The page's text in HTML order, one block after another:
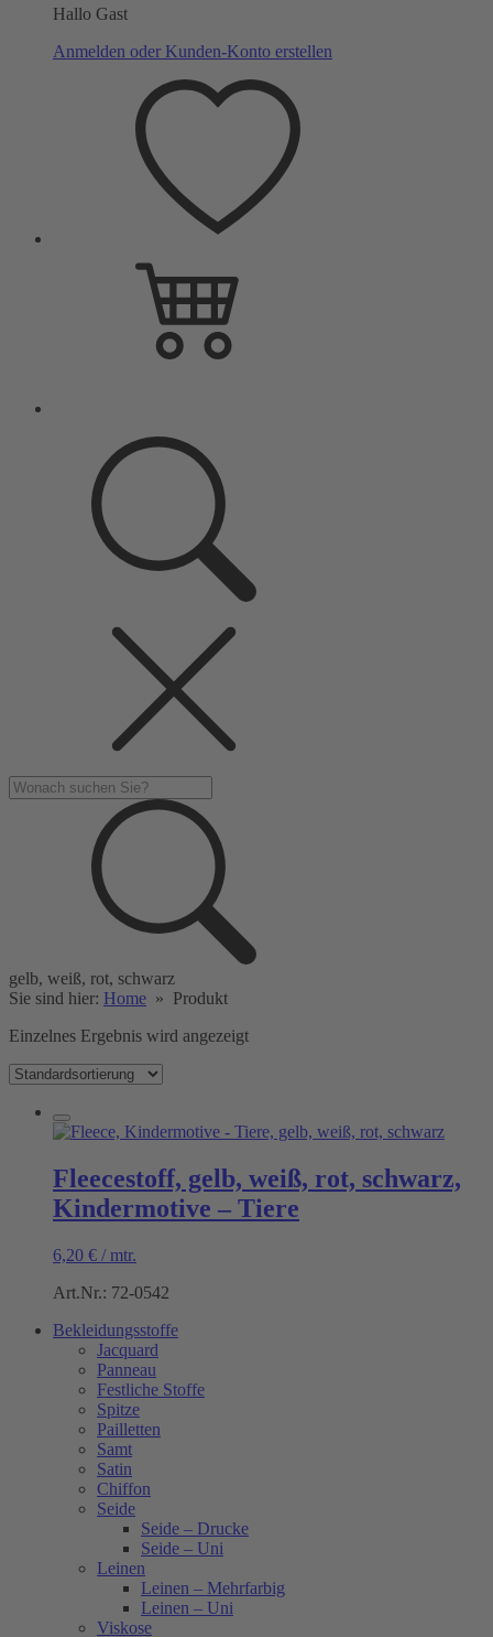
Hallo Gast
Anmelden oder Kunden-Konto erstellen
gelb, weiß, rot, schwarz
Sie sind hier: Home » Produkt
Einzelnes Ergebnis wird angezeigt
Fleecestoff, gelb, weiß, rot, schwarz,
Kindermotive – Tiere
6,20 € / mtr.
Art.Nr.: 72-0542
Bekleidungsstoffe
Jacquard
Panneau
Festliche Stoffe
Spitze
Pailletten
Samt
Satin
Chiffon
Seide
Seide – Drucke
Seide – Uni
Leinen
Leinen – Mehrfarbig
Leinen – Uni
Viskose